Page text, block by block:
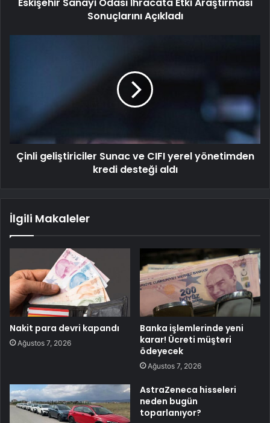
Eskişehir Sanayi Odası İhracata Etki Araştırması
Sonuçlarını Açıkladı
Çinli geliştiriciler Sunac ve CIFI yerel yönetimden
kredi desteği aldı
İlgili Makaleler
Nakit para devri kapandı
Ağustos 7, 2026
Banka işlemlerinde yeni
karar! Ücreti müşteri
ödeyecek
Ağustos 7, 2026
AstraZeneca hisseleri
neden bugün
toparlanıyor?